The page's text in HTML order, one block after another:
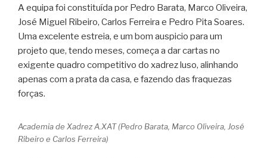
A equipa foi constituída por Pedro Barata, Marco Oliveira,
José Miguel Ribeiro, Carlos Ferreira e Pedro Pita Soares.
Uma excelente estreia, e um bom auspicio para um
projeto que, tendo meses, começa a dar cartas no
exigente quadro competitivo do xadrez luso, alinhando
apenas com a prata da casa, e fazendo das fraquezas
forças.
Academia de Xadrez A.XAT (Pedro Barata, Marco Oliveira, José
Ribeiro e Carlos Ferreira)